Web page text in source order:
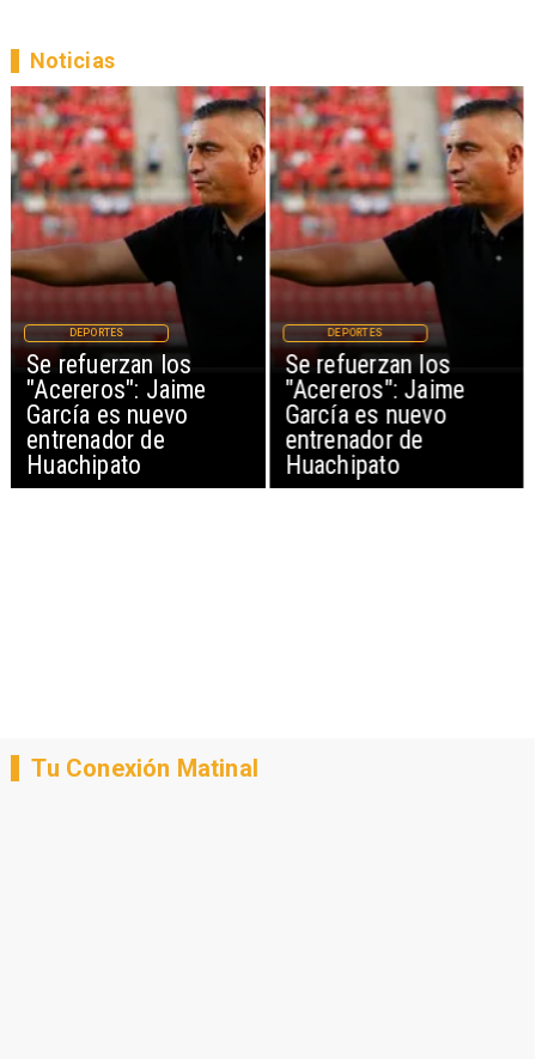
Se refuerzan los
"Acereros": Jaime
García es nuevo
entrenador de
Huachipato
DEPORTES
Se refuerzan los
"Acereros": Jaime
García es nuevo
entrenador de
Huachipato
DEPORTES
Noticias
Tu Conexión Matinal